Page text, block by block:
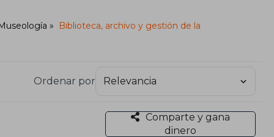
Biblioteca, archivo y gestión de la
Ordenar por
Comparte y gana
dinero